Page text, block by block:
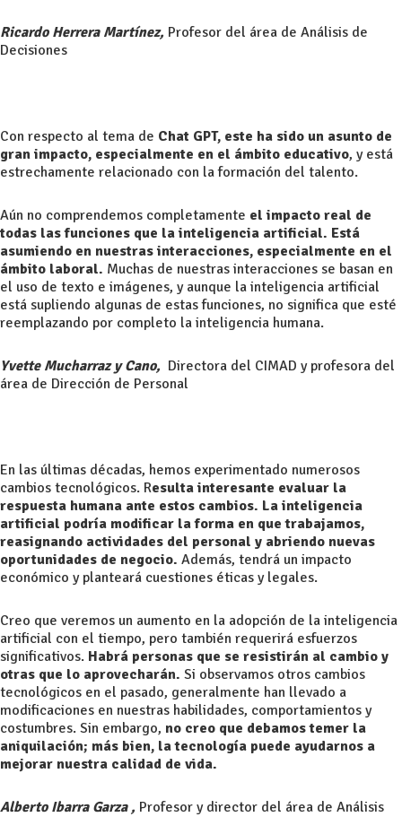
Ricardo Herrera Martínez, Profesor del área de Análisis de
Decisiones
Con respecto al tema de Chat GPT, este ha sido un asunto de
gran impacto, especialmente en el ámbito educativo, y está
estrechamente relacionado con la formación del talento.
Aún no comprendemos completamente el impacto real de
todas las funciones que la inteligencia artificial. Está
asumiendo en nuestras interacciones, especialmente en el
ámbito laboral. Muchas de nuestras interacciones se basan en
el uso de texto e imágenes, y aunque la inteligencia artificial
está supliendo algunas de estas funciones, no significa que esté
reemplazando por completo la inteligencia humana.
Yvette Mucharraz y Cano, Directora del CIMAD y profesora del
área de Dirección de Personal
En las últimas décadas, hemos experimentado numerosos
cambios tecnológicos. Resulta interesante evaluar la
respuesta humana ante estos cambios. La inteligencia
artificial podría modificar la forma en que trabajamos,
reasignando actividades del personal y abriendo nuevas
oportunidades de negocio. Además, tendrá un impacto
económico y planteará cuestiones éticas y legales.
Creo que veremos un aumento en la adopción de la inteligencia
artificial con el tiempo, pero también requerirá esfuerzos
significativos. Habrá personas que se resistirán al cambio y
otras que lo aprovecharán. Si observamos otros cambios
tecnológicos en el pasado, generalmente han llevado a
modificaciones en nuestras habilidades, comportamientos y
costumbres. Sin embargo, no creo que debamos temer la
aniquilación; más bien, la tecnología puede ayudarnos a
mejorar nuestra calidad de vida.
Alberto Ibarra Garza , Profesor y director del área de Análisis